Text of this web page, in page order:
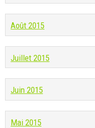
Août 2015
Juillet 2015
Juin 2015
Mai 2015